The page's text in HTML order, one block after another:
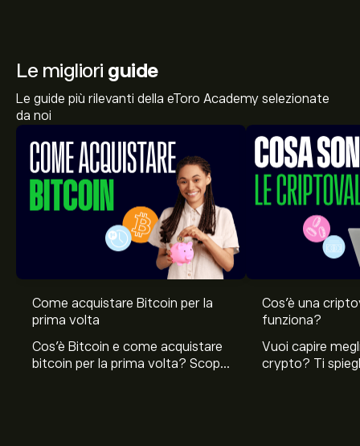
Le migliori guide
Le guide più rilevanti della eToro Academy selezionate
da noi
Come acquistare Bitcoin per la
prima volta
Cos'è Bitcoin e come acquistare
bitcoin per la prima volta? Scopri
Cos’è una
funziona?
Vuoi capire
crypto? Ti